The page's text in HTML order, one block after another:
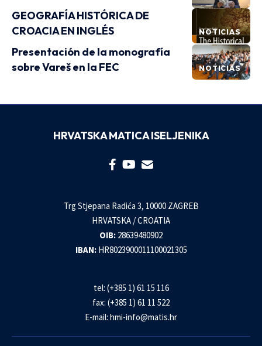
NOTICIAS
GEOGRAFÍA HISTÓRICA DE
CROACIA EN INGLÉS
NOTICIAS
Presentación de la monografía
sobre Vareš en la FEC
HRVATSKA MATICA ISELJENIKA
Trg Stjepana Radića 3, 10000 ZAGREB
HRVATSKA / CROATIA
OIB: 28639480902
IBAN: HR8023900011100021305
tel: (+385 1) 61 15 116
fax: (+385 1) 61 11 522
E-mail: hmi-info@matis.hr